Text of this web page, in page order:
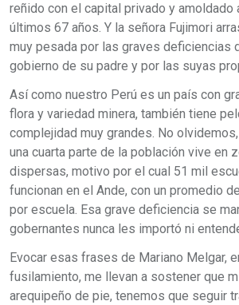
reñido con el capital privado y amoldado
últimos 67 años. Y la señora Fujimori
muy pesada por las graves deficiencias
gobierno de su padre y por las suyas
Así como nuestro Perú es un país con
flora y variedad minera, también tiene
complejidad muy grandes. No
una cuarta parte de la población vive en
dispersas, motivo por el cual 51 mil
funcionan en el Ande, con un promedio
por escuela. Esa grave deficiencia se
gobernantes nunca les importó ni
Evocar esas frases de Mariano Melgar,
fusilamiento, me llevan a sostener que
arequipeño de pie, tenemos que seguir